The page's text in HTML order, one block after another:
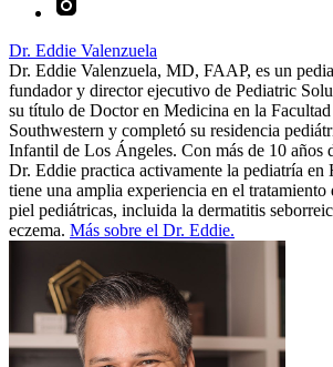
Dr. Eddie Valenzuela
Dr. Eddie Valenzuela, MD, FAAP, es un
fundador y director ejecutivo de Pediatric
su título de Doctor en Medicina en la
Southwestern y completó su residencia
Infantil de Los Ángeles. Con más de 10 años
Dr. Eddie practica activamente la pediatría en
tiene una amplia experiencia en el tratamiento
piel pediátricas, incluida la dermatitis
eczema. Más sobre el Dr. Eddie.